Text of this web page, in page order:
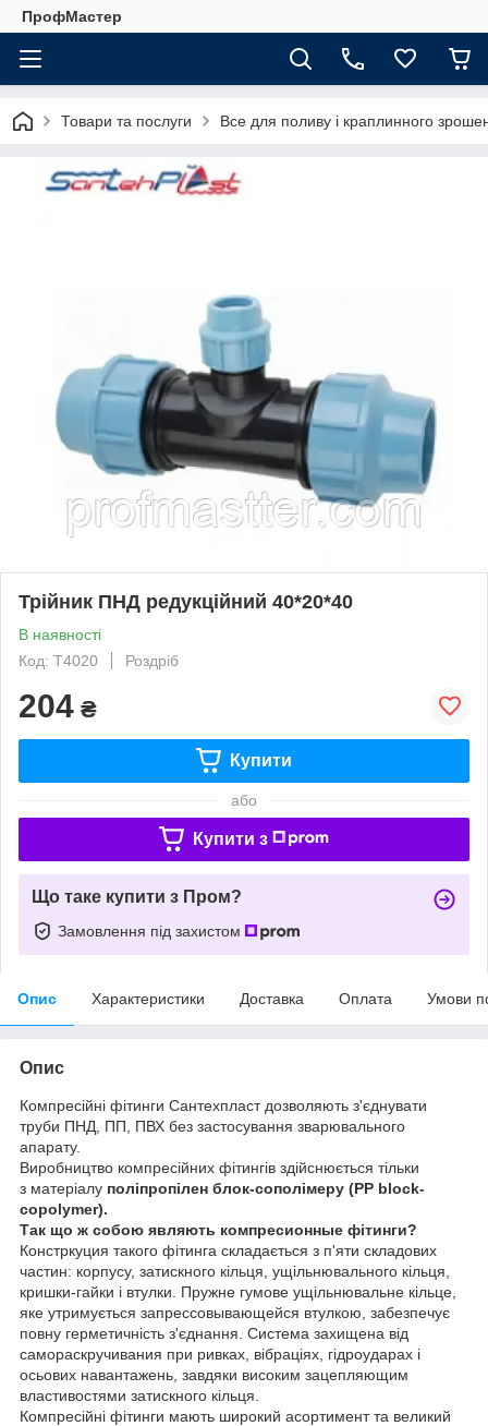
ПрофМастер
Товари та послуги Все для поливу і краплинного
Трійник ПНД редукційний 40*20*40
В наявності
Код: Т4020
Роздріб
204 ₴
Купити
або
Купити з
Що таке купити з Пром?
Замовлення під захистом
Опис Характеристики Доставка Оплата Умови
Опис
Компресійні фітинги Сантехпласт дозволяють з'єднувати
труби ПНД, ПП, ПВХ без застосування зварювального
апарату.
Виробництво компресійних фітингів здійснюється тільки
з матеріалу поліпропілен блок-сополімеру (PP block-
copolymer).
Так що ж собою являють компресионные фітинги?
Констркуция такого фітинга складається з п'яти складових
частин: корпусу, затискного кільця, ущільнювального кільця,
кришки-гайки і втулки. Пружне гумове ущільнювальне кільце,
яке утримується запрессовывающейся втулкою, забезпечує
повну герметичність з'єднання. Система захищена від
самораскручивания при ривках, вібраціях, гідроударах і
осьових навантажень, завдяки високим зацепляющим
властивостями затискного кільця.
Компресійні фітинги мають широкий асортимент та великий